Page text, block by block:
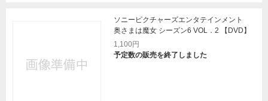
ソニーピクチャーズエンタテインメント
奥さまは魔女 シーズン6 VOL．2 【DVD】
1,100円
予定数の販売を終了しました